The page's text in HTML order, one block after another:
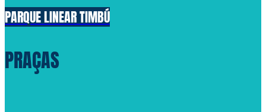
PARQUE LINEAR TIMBÚ
PRAÇAS